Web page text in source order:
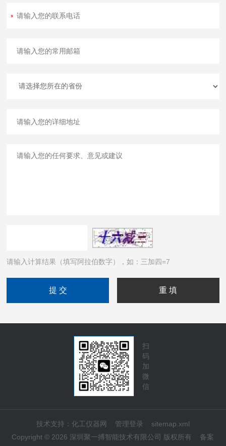
请输入计算结果（填写阿拉伯数字），如：三加四=7
扫
码
加
微
信
技术支持： 化工仪器网 管理登录
sitemap.xml
Copyright © 2026 深圳聚一搏智能技术有限公司 版权所有 备案